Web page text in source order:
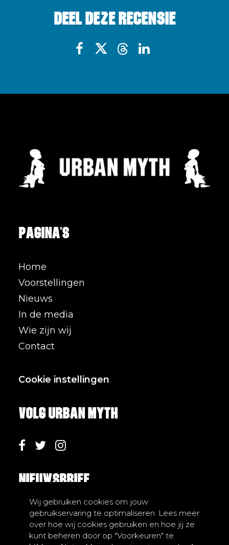
Deel deze recensie
Pagina's
Home
Voorstellingen
Nieuws
In de media
Wie zijn wij
Contact
Cookie instellingen.
Volg Urban Myth
Nieuwsbrief
Wij gebruiken cookies om jouw
gebruikservaring te optimaliseren. Lees meer
over hoe wij cookies gebruiken en hoe jij ze
kunt beheren door op "Voorkeuren" te